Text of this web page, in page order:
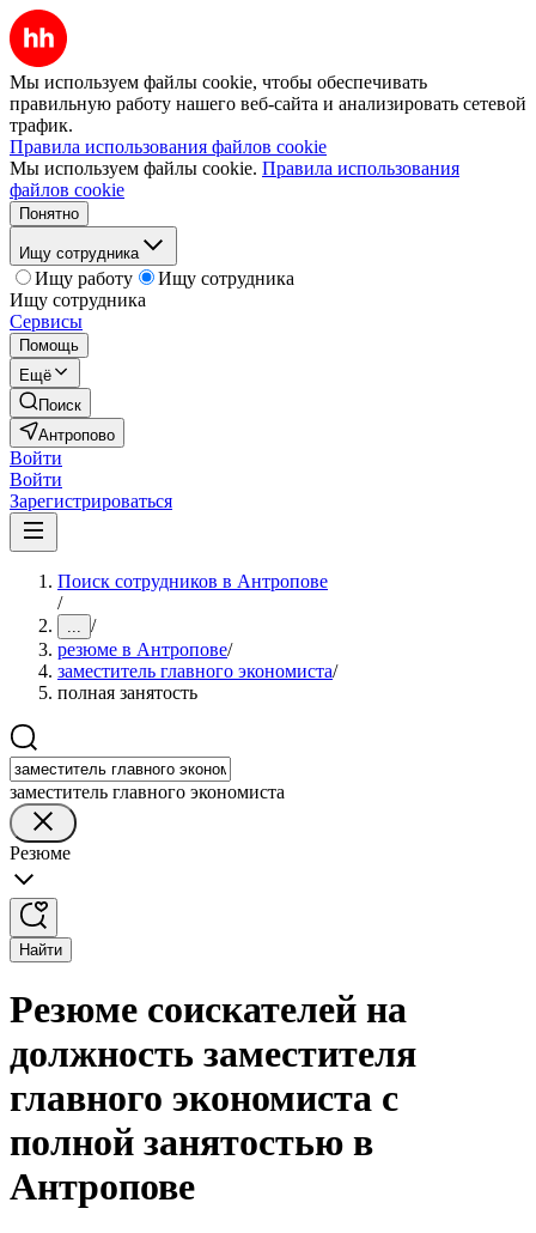
Мы используем файлы cookie, чтобы обеспечивать
правильную работу нашего веб-сайта и анализировать сетевой
трафик.
Правила использования файлов cookie
Мы используем файлы cookie. Правила использования
файлов cookie
Понятно
Ищу сотрудника
Ищу работу
Ищу сотрудника
Ищу сотрудника
Сервисы
Помощь
Ещё
Поиск
Антропово
Войти
Войти
Зарегистрироваться
Поиск сотрудников в Антропове
/
... /
резюме в Антропове/
заместитель главного экономиста/
полная занятость
заместитель главного экономиста
Резюме
Найти
Резюме соискателей на
должность заместителя
главного экономиста с
полной занятостью в
Антропове